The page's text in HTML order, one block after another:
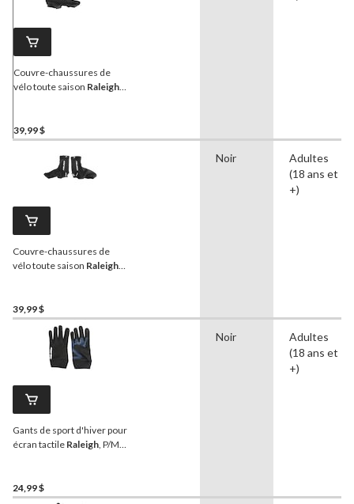
Couvre-chaussures de
vélo toute saison Raleigh,
39,99 $
Couvre-chaussures de
vélo toute saison Raleigh,
39,99 $
Noir
Adultes
(18 ans et
+)
Gants de sport d'hiver pour
écran tactile Raleigh, P/M,
24,99 $
Noir
Adultes
(18 ans et
+)